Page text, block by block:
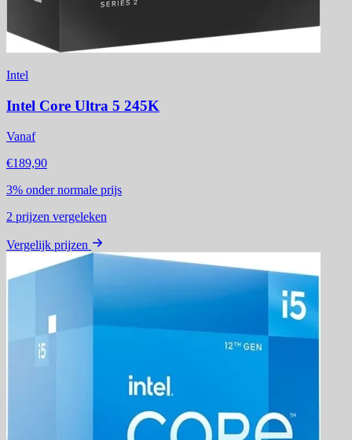
Intel
Intel Core Ultra 5 245K
Vanaf
€189,90
3% onder normale prijs
2 prijzen vergeleken
Vergelijk prijzen